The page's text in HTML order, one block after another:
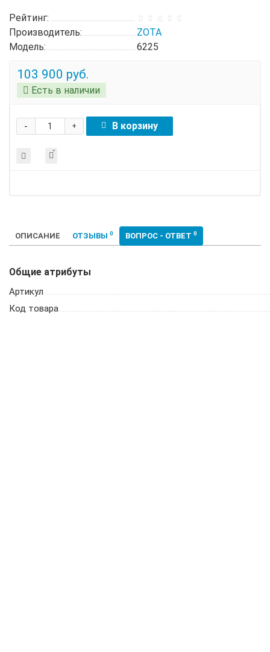
Рейтинг:
Производитель:
ZOTA
Модель:
6225
103 900 руб.
Есть в наличии
+
- В корзину
ОПИСАНИЕ ОТЗЫВЫ 0 ВОПРОС - ОТВЕТ 0
Общие атрибуты
Артикул
Код товара